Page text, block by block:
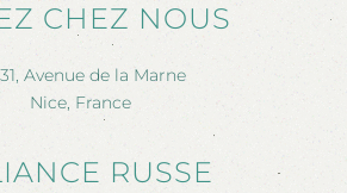
CHEZ NOUS
Avenue de la Marne
Nice, France
RUSSE